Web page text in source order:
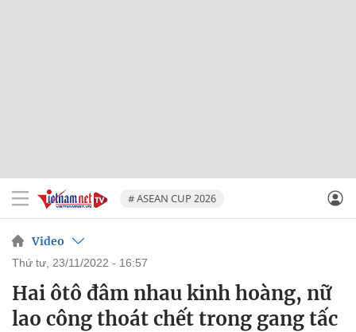
# ASEAN CUP 2026
Video
thứ tư, 23/11/2022 - 16:57
Hai ôtô đâm nhau kinh hoàng, nữ
lao công thoát chết trong gang tấc